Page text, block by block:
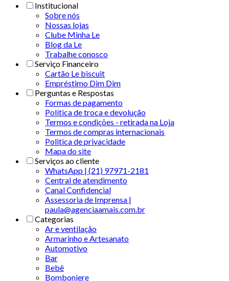
Institucional
Sobre nós
Nossas lojas
Clube Minha Le
Blog da Le
Trabalhe conosco
Serviço Financeiro
Cartão Le biscuit
Empréstimo Dim Dim
Perguntas e Respostas
Formas de pagamento
Política de troca e devolução
Termos e condições - retirada na Loja
Termos de compras internacionais
Politica de privacidade
Mapa do site
Serviços ao cliente
WhatsApp | (21) 97971-2181
Central de atendimento
Canal Confidencial
Assessoria de Imprensa |
paula@agenciaamais.com.br
Categorias
Ar e ventilação
Armarinho e Artesanato
Automotivo
Bar
Bebê
Bomboniere